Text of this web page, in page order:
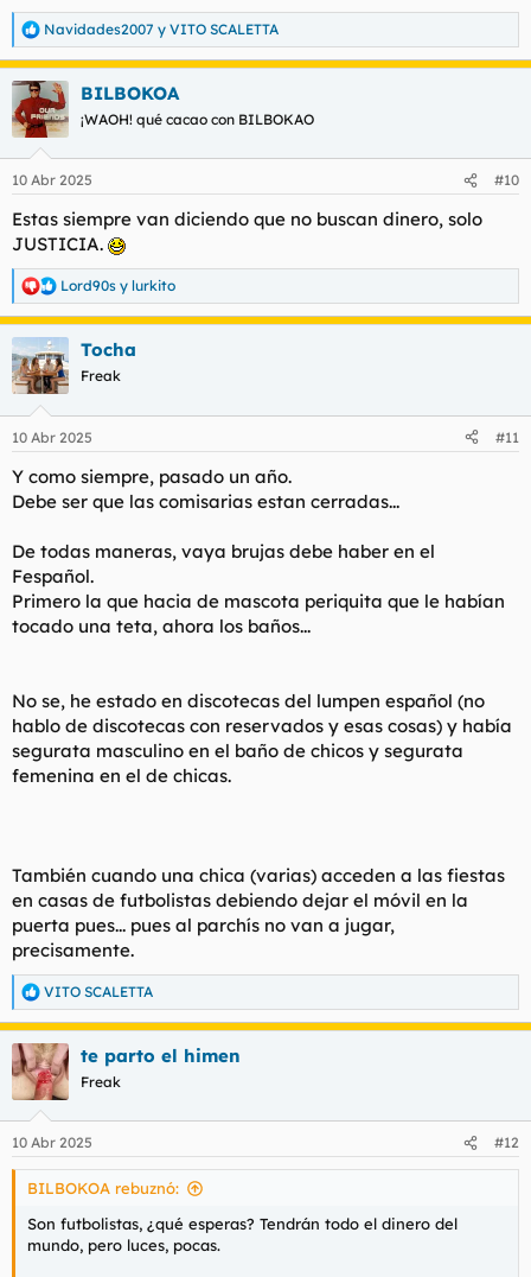
R
e
a
c
c
i
e
:
Navidades2007 y VITO SCALETTA
BILBOKOA
¡WAOH! qué cacao con BILBOKAO
10 Abr 2025 #10
Estas siempre van diciendo que no buscan dinero, solo
JUSTICIA.
R
e
c
c
i
e
Lord90s y lurkito
Tocha
Freak
10 Abr 2025 #11
Y como siempre, pasado un año.
Debe ser que las comisarias estan cerradas...
De todas maneras, vaya brujas debe haber en el
Fespañol.
Primero la que hacia de mascota periquita que le habían
tocado una teta, ahora los baños...
No se, he estado en discotecas del lumpen español (no
hablo de discotecas con reservados y esas cosas) y había
segurata masculino en el baño de chicos y segurata
femenina en el de chicas.
También cuando una chica (varias) acceden a las fiestas
en casas de futbolistas debiendo dejar el móvil en la
puerta pues... pues al parchís no van a jugar,
precisamente.
R
e
a
c
c
i
e
s
VITO SCALETTA
te parto el himen
Freak
10 Abr 2025 #12
BILBOKOA rebuznó:
Son futbolistas, ¿qué esperas? Tendrán todo el dinero del
mundo, pero luces, pocas.